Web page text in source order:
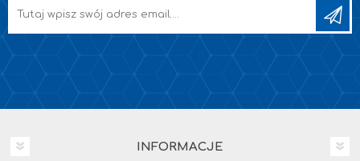
INFORMACJE